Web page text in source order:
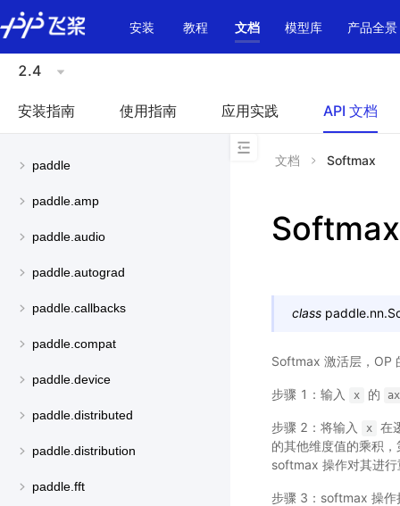
\u200E
安装
教程 文档 模型库 产品全景
2.4
安装指南 使用指南 应用实践 API 文档
paddle
paddle.amp
paddle.audio
paddle.autograd
paddle.callbacks
paddle.compat
paddle.device
paddle.distributed
paddle.distribution
paddle.fft
文档 Softmax
Softmax
class paddle.nn.
Softmax 激活层，OP
步骤 1：输入 x 的
步骤 2：将输入 x
在
的其他维度值的乘积
softmax 操作对其进
步骤 3：softmax 操作